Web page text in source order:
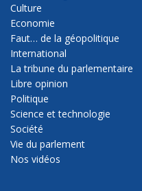
Culture
Economie
Faut… de la géopolitique
International
La tribune du parlementaire
Libre opinion
Politique
Science et technologie
Société
Vie du parlement
Nos vidéos